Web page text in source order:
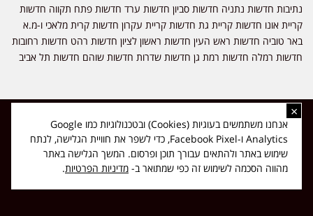
נתיבות חדשות נתניה חדשות סביון חדשות ערד חדשות פתח תקווה חדשות
קריית אונו חדשות קריית גת חדשות קריית עקרון חדשות קרית מלאכי ו-מ.א
באר טוביה חדשות ראש העין חדשות ראשון לציון חדשות רהט חדשות רחובות
חדשות רמלה חדשות רמת גן חדשות שדרות חדשות שוהם חדשות תל אביב
כל הזכויות שמורות ל-ליזה ללוצאשווילי - חדשות אפס שמונה - דיווחים בזמן
אמת, נוסד בשנת 2019 | טל' לפרסומים 054-9759222 מייל מערכת
news08.net@gmail.com
Made with ❤ byDIGITA
×
אנחנו משתמשים בעוגיות (Cookies) ובטכנולוגיות כמו Google
Analytics ו-Facebook Pixel, כדי לשפר את חוויית הגלישה, לנתח
שימוש באתר ולהתאים עבורך תוכן ופרסום. המשך הגלישה באתר
מהווה הסכמה לשימוש זה כפי שמתואר ב- מדיניות הפרטיות.